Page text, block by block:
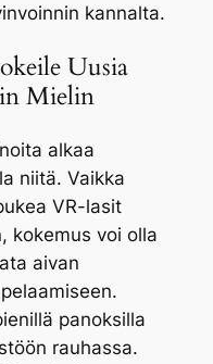
kannalta.
Uusia
Mielin
alkaa
niitä. Vaikka
VR-lasit
kokemus voi olla
aivan
panoksilla
rauhassa.